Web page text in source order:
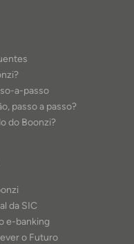
a-passo
passo a passo?
do Boonzi?
da SIC
e-banking
o Futuro